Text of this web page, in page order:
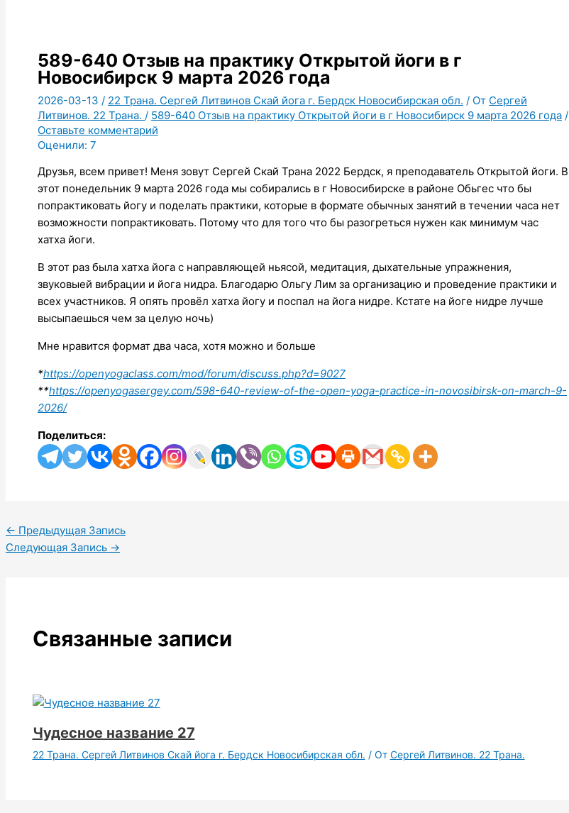
589-640 Отзыв на практику Открытой йоги в г
Новосибирск 9 марта 2026 года
2026-03-13 / 22 Трана. Сергей Литвинов Скай йога г. Бердск Новосибирская обл. / От Сергей
Литвинов. 22 Трана. / 589-640 Отзыв на практику Открытой йоги в г Новосибирск 9 марта 2026 года /
Оставьте комментарий
Оценили: 7
Друзья, всем привет! Меня зовут Сергей Скай Трана 2022 Бердск, я преподаватель Открытой йоги. В
этот понедельник 9 марта 2026 года мы собирались в г Новосибирске в районе Обьгес что бы
попрактиковать йогу и поделать практики, которые в формате обычных занятий в течении часа нет
возможности попрактиковать. Потому что для того что бы разогреться нужен как минимум час
хатха йоги.
В этот раз была хатха йога с направляющей ньясой, медитация, дыхательные упражнения,
звуковыей вибрации и йога нидра. Благодарю Ольгу Лим за организацию и проведение практики и
всех участников. Я опять провёл хатха йогу и поспал на йога нидре. Кстате на йоге нидре лучше
высыпаешься чем за целую ночь)
Мне нравится формат два часа, хотя можно и больше
*https://openyogaclass.com/mod/forum/discuss.php?d=9027
**https://openyogasergey.com/598-640-review-of-the-open-yoga-practice-in-novosibirsk-on-march-9-
2026/
Поделиться:
← Предыдущая Запись
Следующая Запись →
Связанные записи
Чудесное название 27
22 Трана. Сергей Литвинов Скай йога г. Бердск Новосибирская обл. / От Сергей Литвинов. 22 Трана.